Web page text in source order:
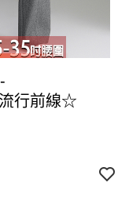
行前線☆